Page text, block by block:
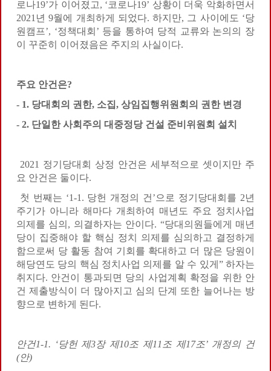
로나19’가 이어졌고, ‘코로나19’ 상황이 더욱 악화하면서
2021년 9월에 개최하게 되었다. 하지만, 그 사이에도 ‘당
원캠프’, ‘정책대회’ 등을 통하여 당적 교류와 논의의 장
이 꾸준히 이어졌음은 주지의 사실이다.
주요 안건은?
- 1. 당대회의 권한, 소집, 상임집행위원회의 권한 변경
- 2. 단일한 사회주의 대중정당 건설 준비위원회 설치
2021 정기당대회 상정 안건은 세부적으로 셋이지만 주
요 안건은 둘이다.
첫 번째는 ‘1-1. 당헌 개정의 건’으로 정기당대회를 2년
주기가 아니라 해마다 개최하여 매년도 주요 정치사업
의제를 심의, 의결하자는 안이다. “당대의원들에게 매년
당이 집중해야 할 핵심 정치 의제를 심의하고 결정하게
함으로써 당 활동 참여 기회를 확대하고 더 많은 당원이
해당연도 당의 핵심 정치사업 의제를 알 수 있게” 하자는
취지다. 안건이 통과되면 당의 사업계획 확정을 위한 안
건 제출방식이 더 많아지고 심의 단계 또한 늘어나는 방
향으로 변하게 된다.
안건1-1. ‘당헌 제3장 제10조 제11 조 제17조’ 개정의 건
(안)